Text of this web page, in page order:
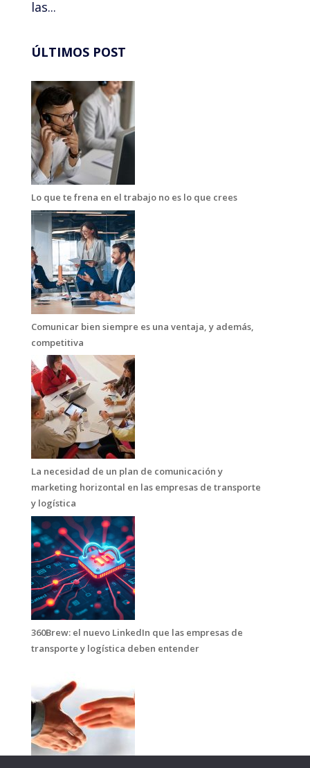
las...
ÚLTIMOS POST
Lo que te frena en el trabajo no es lo que crees
Comunicar bien siempre es una ventaja, y además,
competitiva
La necesidad de un plan de comunicación y
marketing horizontal en las empresas de transporte
y logística
360Brew: el nuevo LinkedIn que las empresas de
transporte y logística deben entender